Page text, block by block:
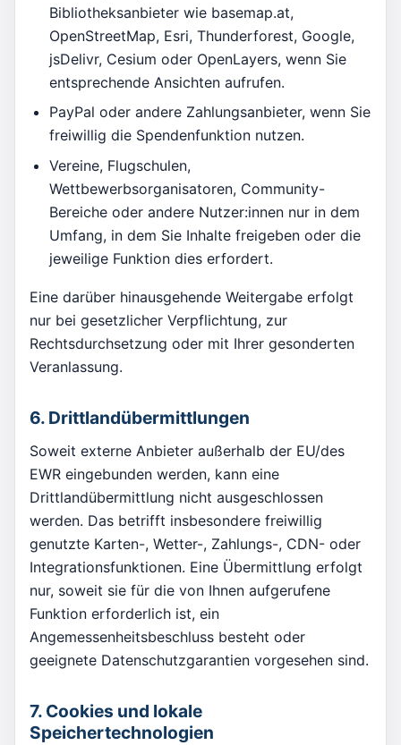
Bibliotheksanbieter wie basemap.at,
OpenStreetMap, Esri, Thunderforest, Google,
jsDelivr, Cesium oder OpenLayers, wenn Sie
entsprechende Ansichten aufrufen.
PayPal oder andere Zahlungsanbieter, wenn Sie
freiwillig die Spendenfunktion nutzen.
Vereine, Flugschulen,
Wettbewerbsorganisatoren, Community-
Bereiche oder andere Nutzer:innen nur in dem
Umfang, in dem Sie Inhalte freigeben oder die
jeweilige Funktion dies erfordert.
Eine darüber hinausgehende Weitergabe erfolgt
nur bei gesetzlicher Verpflichtung, zur
Rechtsdurchsetzung oder mit Ihrer gesonderten
Veranlassung.
6. Drittlandübermittlungen
Soweit externe Anbieter außerhalb der EU/des
EWR eingebunden werden, kann eine
Drittlandübermittlung nicht ausgeschlossen
werden. Das betrifft insbesondere freiwillig
genutzte Karten-, Wetter-, Zahlungs-, CDN- oder
Integrationsfunktionen. Eine Übermittlung erfolgt
nur, soweit sie für die von Ihnen aufgerufene
Funktion erforderlich ist, ein
Angemessenheitsbeschluss besteht oder
geeignete Datenschutzgarantien vorgesehen sind.
7. Cookies und lokale
Speichertechnologien